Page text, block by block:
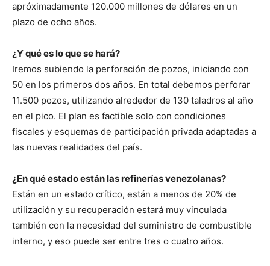
apróximadamente 120.000 millones de dólares en un
plazo de ocho años.
¿Y qué es lo que se hará?
Iremos subiendo la perforación de pozos, iniciando con
50 en los primeros dos años. En total debemos perforar
11.500 pozos, utilizando alrededor de 130 taladros al año
en el pico. El plan es factible solo con condiciones
fiscales y esquemas de participación privada adaptadas a
las nuevas realidades del país.
¿En qué estado están las refinerías venezolanas?
Están en un estado crítico, están a menos de 20% de
utilización y su recuperación estará muy vinculada
también con la necesidad del suministro de combustible
interno, y eso puede ser entre tres o cuatro años.